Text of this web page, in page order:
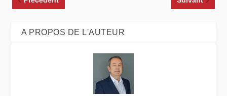
A PROPOS DE L'AUTEUR